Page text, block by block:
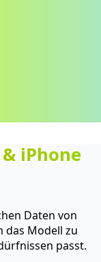
& iPhone
Daten von
das Modell zu
passt.